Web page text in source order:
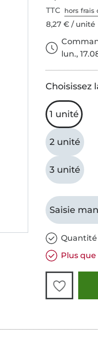
TTC hors frais
8,27 € / unité
lun.,
Choisissez
1 unité
2 unité
3 unité
Saisie
Quantité
Plus